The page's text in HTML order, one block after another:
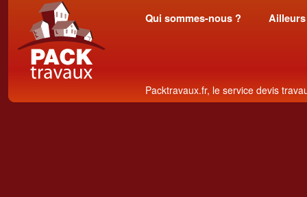
Qui sommes-nous ?
Packtravaux.fr, le service devis